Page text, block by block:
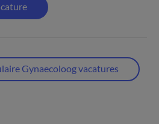
Gynaecoloog vacatures